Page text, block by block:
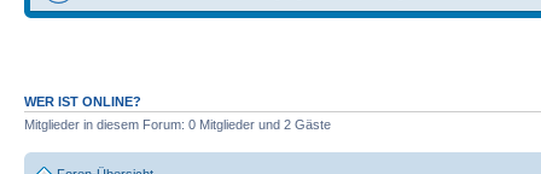
WER IST ONLINE?
Mitglieder in diesem Forum: 0 Mitglieder und 2 Gäste